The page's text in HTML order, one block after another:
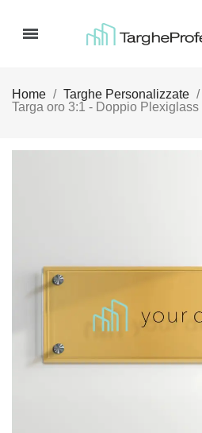
Home Targhe Personalizzate
Targa oro 3:1 - Doppio Plexiglass